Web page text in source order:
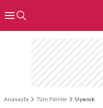
Anasayfa Tüm Filmler Uyanık